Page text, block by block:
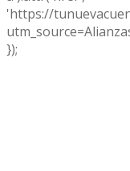
'https://
});